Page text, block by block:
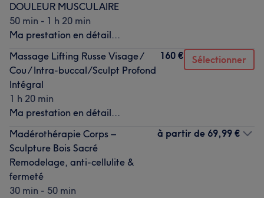
DOULEUR MUSCULAIRE
50 min - 1 h 20 min
Ma prestation en détail...
Massage Lifting Russe Visage /
Cou / Intra-buccal/Sculpt Profond
Intégral
1 h 20 min
Ma prestation en détail...
160 € Sélectionner
Madérothérapie Corps –
Sculpture Bois Sacré
Remodelage, anti-cellulite &
fermeté
30 min - 50 min
à partir de 69,99 €